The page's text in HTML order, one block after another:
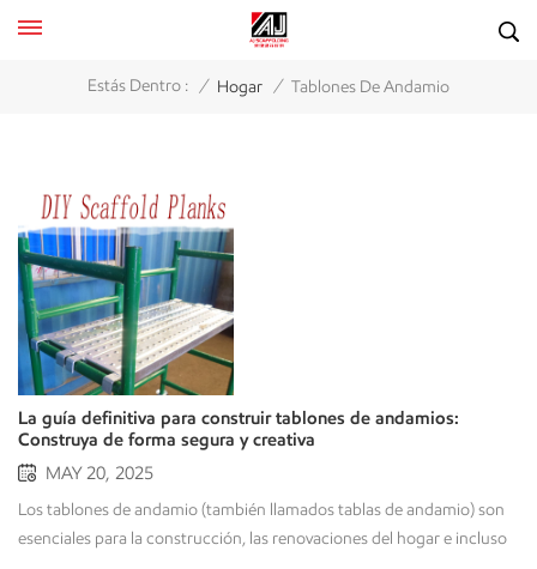
Estás Dentro : / Hogar / Tablones De Andamio
La guía definitiva para construir tablones de andamios:
Construya de forma segura y creativa
MAY 20, 2025
Los tablones de andamio (también llamados tablas de andamio) son esenciales para la construcción, las renovaciones del hogar e incluso para proyectos creativos de bricolaje. Ya sea que esté construyendo una plataforma de andamio de trabajo temporal o reutilizando tablones de andamio viejos para fabricar muebles, esta guía le proporcionará una amplia información sobre proyectos de bricolaje con tablones de andamio. ¿Qué son los tablones de andamio? Los tablones de andamio son tablas planas de madera, metal o materiales compuestos, diseñadas como plataformas de trabajo. Su propósito es sostener a los trabajadores y los materiales, proporcionando una superficie estable y nivelada durante proyectos que requieren altura para construcción, reparación o mantenimiento. Tipos de tablones de andamios Tablones de andamio de madera - Tradicionalmente fabricados con madera maciza (por ejemplo, abeto, pino o abeto rojo). -Debe cumplir un estándar de resistencia y durabilidad (por ejemplo, OSHA o EN 12811). -Se está volviendo obsoleto lentamente debido a los peligros de astillamiento, deformación y putrefacción. Tablones de acero o aluminio -Ligero, duradero y no combustible. -A menudo se suministra con andamios de sistema (por ejemplo, ringlock, cuplock). -No poroso y resistente a la humedad, insectos y desgaste. Tablones de andamio compuestos (fibra de vidrio o plástico) -Bueno para proyectos eléctricos ya que los materiales compuestos son naturalmente no conductores. -Resistente a productos químicos, rayos UV y condiciones climáticas extremas. -Más ligero que el acero, pero más caro. Normas primarias de seguridad -OSHA (EE. UU.): Los tablones de los andamios deben soportar al menos cuatro veces su carga prevista. -EN 12811 (Unión Europea): Define limitaciones en cuanto a resistencia, deflexión, resistencia al deslizamiento, etc. -ANSI/ASSE A10.8: Materiales de tablones de andamios, inspección y definiciones de capacidad de carga. Cómo elegir los tablones de andamio adecuados para proyectos de bricolaje Seleccionar los tablones de andamio adecuados garantizará seguridad, estabilidad y productividad al completar un proyecto de construcción. 1. Identifica todas tus necesidadesTipo de proyecto: Trabajo liviano (pintar, limpiar canaletas) vs. trabajo pesado (construcción o albañilería).Altura y luz: ¿A qué altura trabajará? ¿Necesitará tablones largos para llegar a la zona inspeccionada?Frecuencia de uso: ¿Será un trabajo que se realizará una sola vez o le gustaría reutilizar los tablones del andamio para otros proyectos? 2. Tipos de tablones de andamio para aficionados al bricolajeTablones de madera (rentables) Son económicos y se encuentran en todas partes (maderas duras como el abeto y el pino). Son ligeros y se pueden cortar fácilmente a medida para su cepillado, pero no se deforman, agrietan ni pudren. Asegúrese de revisar los tablones regularmente para detectar astillas y comprobar su integridad estructural. Tablones de aluminio o acero (uso a largo plazo)Son resistentes, duraderas y resistentes a la intemperie. No se doblan ni se astillan como la madera. Sin embargo, son más caras, más pesadas que la madera (pero más ligeras que el acero) y son ideales para quienes realizan trabajos de bricolaje o de mayor envergadura (por ejemplo, techos y revestimientos). Tablones de fibra de vidrio/compuesto (trabajo especializado)Los tableros compuestos/de fibra de vidrio funcionan como materiales para trabajos eléctricos. Son resistentes a productos químicos, humedad y rayos UV. Sin embargo, suelen ser caros. Consulte precios y especificaciones, ya que, según sus necesidades, pueden ser más pesados que la madera y más ligeros que el acero. Suelen ser adecuados para trabajos en áreas cerradas, bajo líneas eléctricas o en condiciones climáticas adversas. Consejos de seguridad para trabajar con tablones de andamios Insista en que se comprueben los daños antes de utilizarlo.Recuerde la capacidad de carga: asegúrese de que las tablas puedan soportar su peso + herramientas/materiales (OSHA sugiere 4 veces la carga planificada).Tenga cuidado con los voladizos: los tablones deben sobresalir al menos 6 pulgadas de los soportes, pero no demasiado.Revise antes de usar: busque grietas, deformaciones y podredumbre (suena extraño, pero especialmente con madera).Compruebe que todo lo que sostiene la tabla sea bueno: nunca utilice objetos inestables (como sillas o mesas) como bases de andamios.Asegure la tabla: esto significa que debe amarrarla o usar ganchos de andamio o algo para evitar que se mueva.Asegure la posición correcta con abrazaderas/soportes si está construyendo una plataforma temporal.Utilice siempre guantes y gafas de seguridad al cortar o lijar. Proyectos creativos de tablones de andamio para hacer uno mismo 1. Estanterías de andamiosMateriales - 1 o 2 tablas de andamio, soportes, tornillosProceso - Lijar y teñir las tablas del andamio. - Fijar los soportes a la pared. - Fija las tablas a los soportes para crear una estantería rústica. 2. Mesa de centro de tablones de andamioMateriales: 4 tablas de andamio, patas de horquilla, pegamento para maderaProceso - Pegue las tablas juntas en pares, una al lado de la otra. - Lijar para alisar y aplicar barniz. - Añade las patas metálicas para conseguir un estilo industrial. 3. Tarima de jardín hecha de tablas de andamioMateriales - Varios tablones de andamio, vigas y tornillos. Proceso - Vigas laminadas como base. - Atornillar tablones uno encima del otro dejando pequeños espacios para el drenaje. - Tratar con un conservante de madera para exteriores. 4. Banco de trabajo de tablones de andamioMateriales: 2 o 3 tablones de andamio, 2 o más caballetes o un marco de metal.Proceso - Si utiliza caballetes, fije las tablas del andamio a través de ellos para crear un banco de trabajo temporal. - Coloque un tornillo de banco o ganchos para colgar herramientas. Mantenimiento y tratamiento de tablones de andamios Independientemente del tipo de tablones de andamio que utilice: madera, metal o composite, mantenerlos en buen estado es fundamental para garantizar su seguridad, durabilidad y rendimiento. Aquí le presentamos algunas maneras de mantener sus tablones de andamio. 1. Tablones de andamio de madera Consideraciones para el mantenimientoInspecciones regulares: busque:Grietas, rajaduras o deformacionesPodredumbre, moho o daños causados por insectos.Nudos sueltos o astillas LimpiezaBarrer la suciedad y los escombros.Lavar a mano con jabón suave y agua (no utilizar hidrolavadora ya que puede dañar la madera). El secadoGuárdalos en un lugar seco y ventilado, es fundamental para evitar la humedad. Tratamiento y protección� Aceitado/sellado (para prolongar la vida de la madera)Una vez al año aplique aceite de linaza o conservante para madera.No pinte los tablones del andamio. La pintura puede disimular los daños estructurales.� Fungicida y repelente de insectosUtilice soluciones de borato para protegerlos de la podredumbre y las termitas.� Protección de bordesUtilice correas de metal para reforzar los extremos y evitar que se partan. ⚠¿Cuándo es necesario retirar los tablones de madera?-Cuando las grietas son más profundas que ¼ de pulgada.-Cuando se produce flexión o hundimiento estando bajo una carga ligera. 2. Tablones de andamio de aluminio/acero Sugerencias de mantenimientoInspeccione si hay daños: busque:-Abolladuras, dobleces y/o corrosión-Remaches y/o soldaduras sueltas Limpieza-Limpiar con un paño húmedo.-Utilice un cepillo de alambre + convertidor de óxido para eliminar el óxido. Lubricación-Utilice spray de silicona en las partes móviles (si son ajustables). Prevenir la oxidación-Tablones galvanizados o recubiertos con polvo: la mejor opción para un uso prolongado.-Pintura de retoque: utilice esmalte resistente a la oxidación sobre los rayones. ⚠¿Cuándo retirar los tablones metálicos?La corrosión afecta la integridad estructural.Si una curva crea un perfil cóncavo o convexo, eso afecta la planitud (riesgo de peligro). 3. Tablones compuestos/de fibra de vidrioConsejos de mantenimientoLimpiezaLavar con agua y jabón + cepillo suave.NO UTILICE PRODUCTOS QUÍMICOS AGRESIVOS (pueden degradar la resina) InspecciónVerifique la delaminación, las grietas y los daños causados por los rayos UV. Protección UVRecubrimientos retardantes de rayos UV: ayudan a prolongar la vida útil de sus tablas en climas soleados. ¿Cuándo se deben retirar los tablones compuestos?-Si se forman grietas o rajaduras profundas.-Si la flexibilidad comienza a aumentar (esto es señal de que el material puede estar fatigado). Consejos generales de almacenamiento-Almacenar en posición horizontal: pueden producirse deformaciones (madera) o dobleces (metal).-Almacenar lejos del suelo: puede desarrollarse humedad y óxido.-Cubrir - utilice lonas para almacenar cosas al aire libre. Recordatorios de seguridad-No utilice nunca tablones dañados. Incluso las grietas más pequeñas pueden romperse al cargarlos.-Siga siempre las instrucciones del fabricante: limitaciones de peso y condiciones de uso.-Etiquete sus tablones: mantenga notas sobre las fechas de inspección, reparaciones, etc. Conclusión Los tablones de andamio son increíblemente versátiles para proyectos de bricolaje. Ya sea que esté reciclando tablones de andamio viejos o construyendo una plataforma de trabajo resistente, priorice siempre la seguridad y el manejo adecuado.¿Quieres comprar escalones de andamio para tu proyecto? Puedes contactarnos Edificio AJLe brindaremos cotizaciones y soluciones de calidad. Preguntas frecuentes ¿Qué tamaño debo seleccionar para mi tablón de andamio?Los tamaños estándar varían, pero los tamaños estándar incluyen:- Longitud: 6 pies, 8 pies, 10 pies o 12 pies (otras longitudes se consideran personalizadas).- Ancho: 9,5" a 12" (nota para los usuarios de tablones de andamios: los tablones más anchos proporcionan más estabilidad).- Espesor: 1,5" a 2" (nota para los usuarios de tablones de andamios: los t